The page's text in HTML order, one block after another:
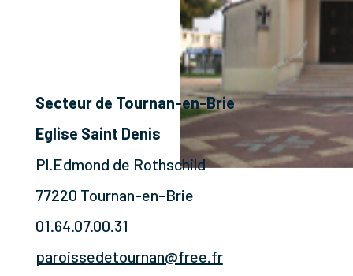
Secteur de Tournan-en-Brie
Eglise Saint Denis
Pl.Edmond de Rothschild
77220 Tournan-en-Brie
01.64.07.00.31
paroissedetournan@free.fr